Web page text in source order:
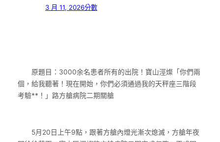
3 月 11, 2026分數
原題目：3000余名患者所有的出院！寶山涇燦「你們兩
個，給我聽著！現在開始，你們必須通過我的天秤座三階段
考驗**！」路方艙病院二期關艙
5月20日上午9點，跟著方艙內燈光漸次熄滅，方艙年夜